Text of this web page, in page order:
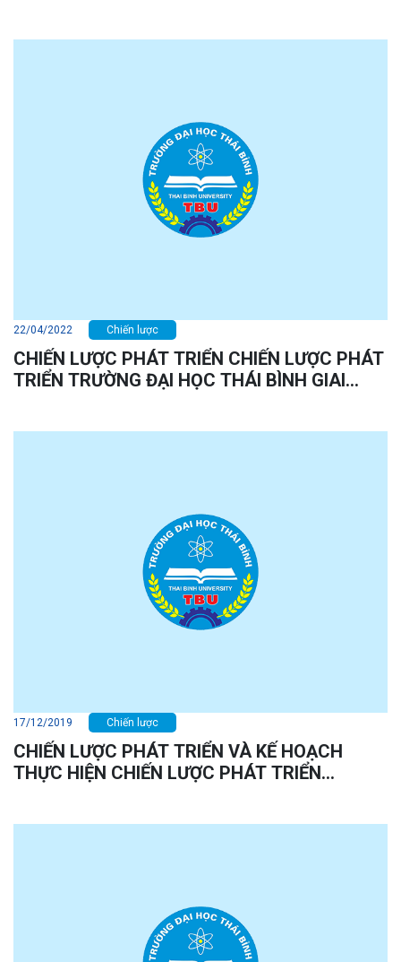
22/04/2022 Chiến lược
CHIẾN LƯỢC PHÁT TRIỂN CHIẾN LƯỢC PHÁT
TRIỂN TRƯỜNG ĐẠI HỌC THÁI BÌNH GIAI
17/12/2019 Chiến lược
CHIẾN LƯỢC PHÁT TRIỂN VÀ KẾ HOẠCH
THỰC HIỆN CHIẾN LƯỢC PHÁT TRIỂN